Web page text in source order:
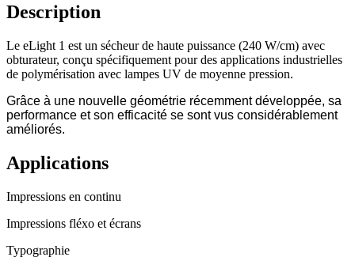
Description
Le eLight 1 est un sécheur de haute puissance (240 W/cm) avec
obturateur, conçu spécifiquement pour des applications industrielles
de polymérisation avec lampes UV de moyenne pression.
Grâce à une nouvelle géométrie récemment développée, sa
performance et son efficacité se sont vus considérablement
améliorés.
Applications
Impressions en continu
Impressions fléxo et écrans
Typographie